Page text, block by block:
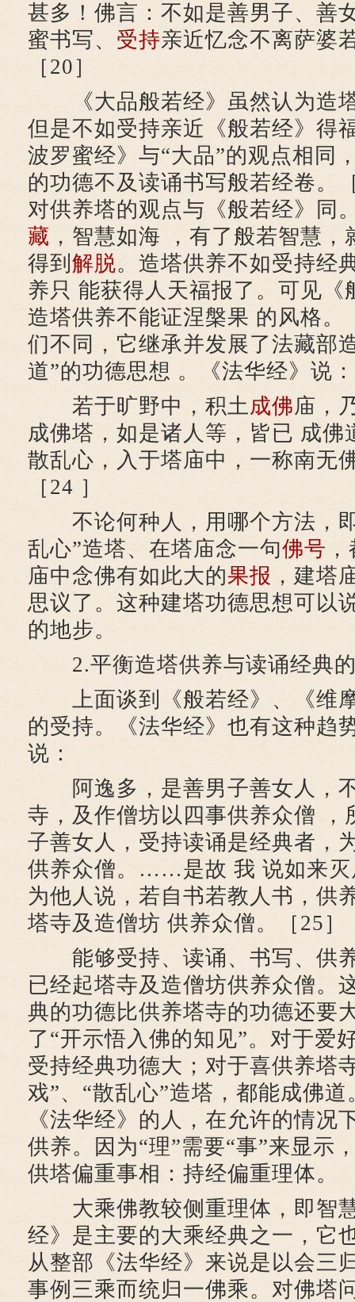
甚多！佛言：不如是善男子、善
蜜书写、 受持亲近忆念不离萨
［20］
《大品般若经》虽然认为造
但是不如受持亲近《般若经》得
波罗蜜经》与“大品”的观点相同
的功德不及读诵书写般若经卷。
对供养塔的观点与《般若经》同
藏 ，智慧如海 ，有了般若智慧，
得到 解脱。造塔供养不如受持经
养只 能获得人天福报了。可见《
造塔供养不能证涅槃果 的风格。
们不同，它继承并发展了法藏部
道”的功德思想 。《法华经》说：
若于旷野中，积土成佛庙，
成佛塔，如是诸人等，皆已 成佛
散乱心，入于塔庙中，一称南无
［24 ］
不论何种人，用哪个方法，即
乱心”造塔、在塔庙念一句佛号
庙中念佛有如此大的果报 ，建塔
思议了。这种建塔功德思想可以
的地步。
2.平衡造塔供养与读诵经典
上面谈到《般若经》、《维
的受持。《法华经》也有这种趋
说：
阿逸多，是善男子善女人，
寺，及作僧坊以四事供养众僧 ，
子善女人，受持读诵是经典者，
供养众僧。……是故 我 说如来灭
为他人说，若自书若教人书，供
塔寺及造僧坊 供养众僧。［25］
能够受持、读诵、书写、供
已经起塔寺及造僧坊供养众僧。
典的功德比供养塔寺的功德还要
了“开示悟入佛的知见”。对于爱
受持经典功德大；对于喜供养塔
戏”、“散乱心”造塔，都能成佛
《法华经》的人，在允许的情况
供养。因为“理”需要“事”来显示
供塔偏重事相：持经偏重理体。
大乘佛教较侧重理体，即智
经》是主要的大乘经典之一，它
从整部《法华经》来说是以会三
事例三乘而统归一佛乘。对佛塔